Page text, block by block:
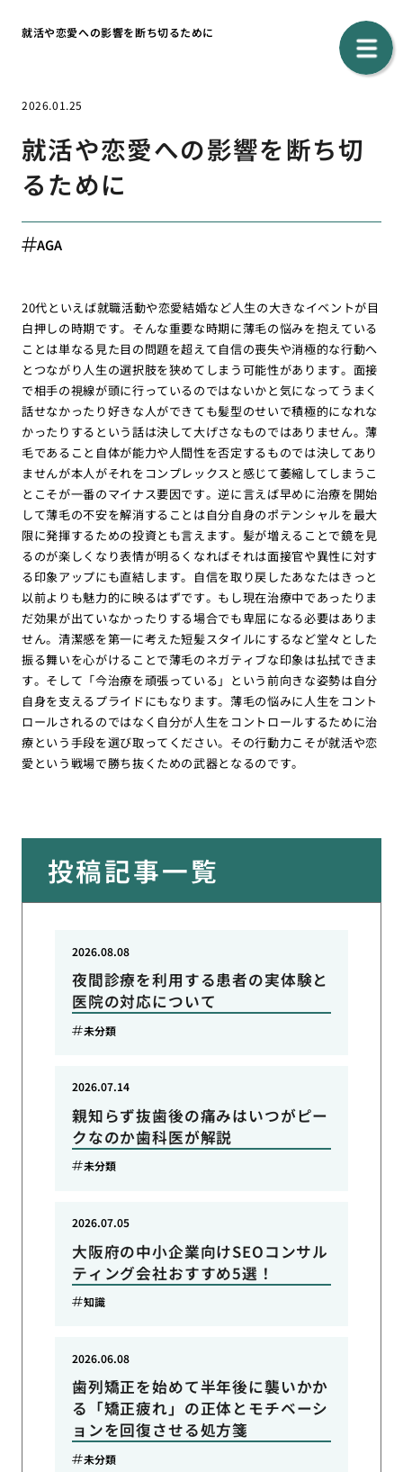
就活や恋愛への影響を断ち切るために
2026.01.25
就活や恋愛への影響を断ち切
るために
AGA
20代といえば就職活動や恋愛結婚など人生の大きなイベントが目
白押しの時期です。そんな重要な時期に薄毛の悩みを抱えている
ことは単なる見た目の問題を超えて自信の喪失や消極的な行動へ
とつながり人生の選択肢を狭めてしまう可能性があります。面接
で相手の視線が頭に行っているのではないかと気になってうまく
話せなかったり好きな人ができても髪型のせいで積極的になれな
かったりするという話は決して大げさなものではありません。薄
毛であること自体が能力や人間性を否定するものでは決してあり
ませんが本人がそれをコンプレックスと感じて萎縮してしまうこ
とこそが一番のマイナス要因です。逆に言えば早めに治療を開始
して薄毛の不安を解消することは自分自身のポテンシャルを最大
限に発揮するための投資とも言えます。髪が増えることで鏡を見
るのが楽しくなり表情が明るくなればそれは面接官や異性に対す
る印象アップにも直結します。自信を取り戻したあなたはきっと
以前よりも魅力的に映るはずです。もし現在治療中であったりま
だ効果が出ていなかったりする場合でも卑屈になる必要はありま
せん。清潔感を第一に考えた短髪スタイルにするなど堂々とした
振る舞いを心がけることで薄毛のネガティブな印象は払拭できま
す。そして「今治療を頑張っている」という前向きな姿勢は自分
自身を支えるプライドにもなります。薄毛の悩みに人生をコント
ロールされるのではなく自分が人生をコントロールするために治
療という手段を選び取ってください。その行動力こそが就活や恋
愛という戦場で勝ち抜くための武器となるのです。
投稿記事一覧
夜間診療を利用する患者の実体験と
医院の対応について
2026.08.08
未分類
親知らず抜歯後の痛みはいつがピー
クなのか歯科医が解説
2026.07.14
未分類
大阪府の中小企業向けSEOコンサル
ティング会社おすすめ5選！
2026.07.05
知識
歯列矯正を始めて半年後に襲いかか
る「矯正疲れ」の正体とモチベーシ
ョンを回復させる処方箋
2026.06.08
未分類